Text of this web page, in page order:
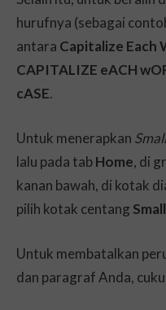
hurufnya (sebagai
antara Capitalize Each
CAPITALIZE eACH
cASE.
Untuk menerapkan
lalu pada tabHome, di
kanan bawah, di kotak
pilih kotak centang
Untuk membatalkan
dan paragraf Anda,